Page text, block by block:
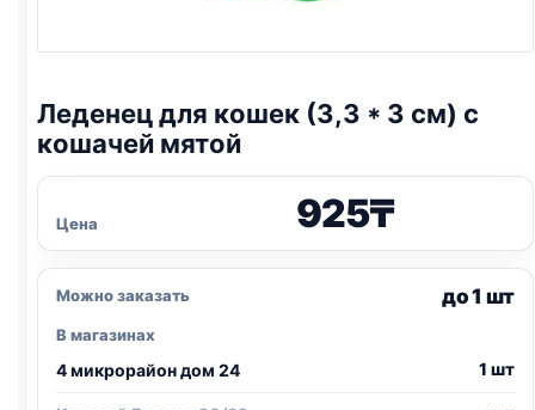
Леденец для кошек (3,3 * 3 см) с
кошачей мятой
Цена 925₸
Можно заказать до 1 шт
В магазинах
4 микрорайон дом 24 1 шт